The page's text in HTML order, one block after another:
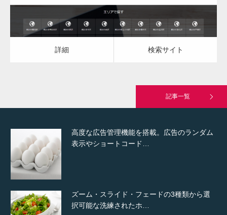
詳細 検索サイト
記事一覧
Hello world!
高度な広告管理機能を搭載。広告のランダム
表示やショートコード…
ズーム・スライド・フェードの3種類から選
択可能な洗練されたホ…